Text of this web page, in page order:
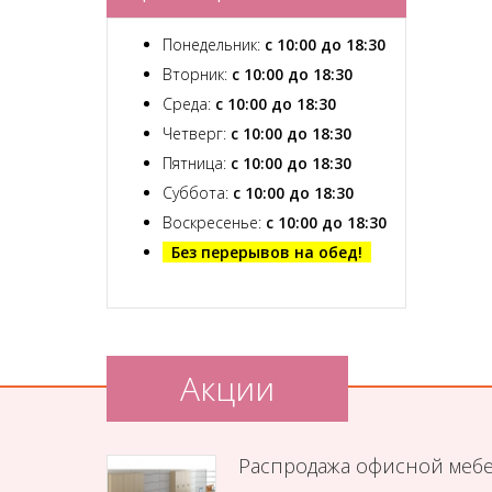
Понедельник: с 10:00 до 18:30
Вторник: с 10:00 до 18:30
Среда: с 10:00 до 18:30
Четверг: с 10:00 до 18:30
Пятница: с 10:00 до 18:30
Суббота: с 10:00 до 18:30
Воскресенье: с 10:00 до 18:30
Без перерывов на обед!
Акции
Распродажа офисной